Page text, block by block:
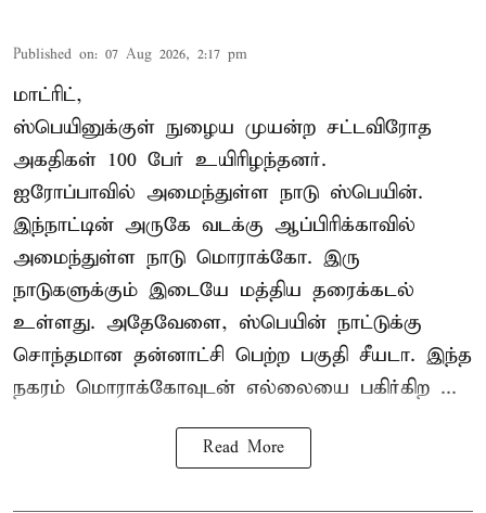
Published on: 07 Aug 2026, 2:17 pm
மாட்ரிட்,
ஸ்பெயினுக்குள் நுழைய முயன்ற சட்டவிரோத
அகதிகள் 100 பேர் உயிரிழந்தனர்.
ஐரோப்பாவில் அமைந்துள்ள நாடு ஸ்பெயின்.
இந்நாட்டின் அருகே வடக்கு ஆப்பிரிக்காவில்
அமைந்துள்ள நாடு மொராக்கோ. இரு
நாடுகளுக்கும் இடையே மத்திய தரைக்கடல்
உள்ளது. அதேவேளை, ஸ்பெயின் நாட்டுக்கு
சொந்தமான தன்னாட்சி பெற்ற பகுதி சீயடா. இந்த
நகரம் மொராக்கோவுடன் எல்லையை பகிர்கிற ...
Read More